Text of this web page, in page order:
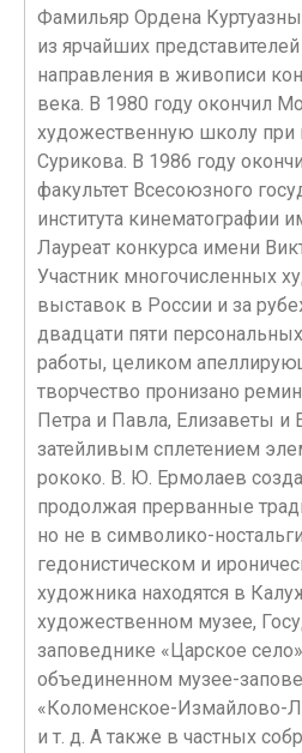
Фамильяр Ордена
из ярчайших представителей
направления в живописи
века. В 1980 году окончил
художественную школу при
Сурикова. В 1986 году
факультет Всесоюзного
института кинематографии
Лауреат конкурса имени
Участник многочисленных
выставок в России и за
двадцати пяти
работы, целиком
творчество пронизано
Петра и Павла, Елизаветы и
затейливым сплетением
рококо. В. Ю. Ермолаев
продолжая прерванные
но не в символико-
гедонистическом и
художника находятся в
художественном музее,
заповеднике «Царское
объединенном музее-
«Коломенское-Измайлово-
и т. д. А также в частных